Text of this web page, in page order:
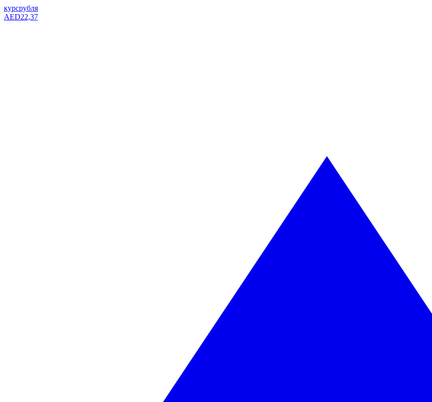
курсрубля
AED22,37